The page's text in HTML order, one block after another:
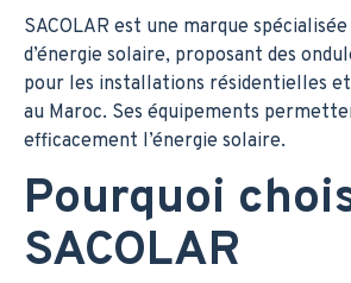
SACOLAR est une marque
d’énergie solaire, proposant des
pour les installations résidentielles
au Maroc. Ses équipements
efficacement l’énergie solaire.
Pourquoi
SACOLAR